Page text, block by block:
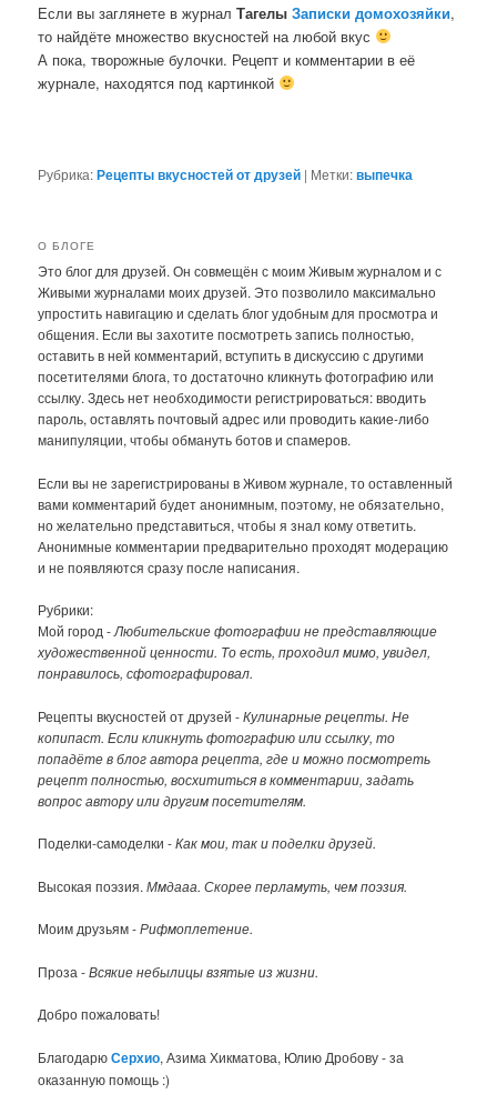
Если вы заглянете в журналТагелыЗаписки домохозяйки,
то найдёте множество вкусностей на любой вкус
А пока, творожные булочки. Рецепт и комментарии в её
журнале, находятся под картинкой
Рубрика:Рецепты вкусностей от друзей | Метки:выпечка
О БЛОГЕ
Это блог для друзей. Он совмещён с моим Живым журналом и с
Живыми журналами моих друзей. Это позволило максимально
упростить навигацию и сделать блог удобным для просмотра и
общения. Если вы захотите посмотреть запись полностью,
оставить в ней комментарий, вступить в дискуссию с другими
посетителями блога, то достаточно кликнуть фотографию или
ссылку. Здесь нет необходимости регистрироваться: вводить
пароль, оставлять почтовый адрес или проводить какие-либо
манипуляции, чтобы обмануть ботов и спамеров.
Если вы не зарегистрированы в Живом журнале, то оставленный
вами комментарий будет анонимным, поэтому, не обязательно,
но желательно представиться, чтобы я знал кому ответить.
Анонимные комментарии предварительно проходят модерацию
и не появляются сразу после написания.
Рубрики:
Мой город -Любительские фотографии не представляющие
художественной ценности. То есть, проходил мимо, увидел,
понравилось, сфотографировал.
Рецепты вкусностей от друзей -Кулинарные рецепты. Не
копипаст. Если кликнуть фотографию или ссылку, то
попадёте в блог автора рецепта, где и можно посмотреть
рецепт полностью, восхититься в комментарии, задать
вопрос автору или другим посетителям.
Поделки-самоделки -Как мои, так и поделки друзей.
Высокая поэзия.Ммдааа. Скорее перламуть, чем поэзия.
Моим друзьям -Рифмоплетение.
Проза -Всякие небылицы взятые из жизни.
Добро пожаловать!
БлагодарюСерхио, Азима Хикматова, Юлию Дробову - за
оказанную помощь :)